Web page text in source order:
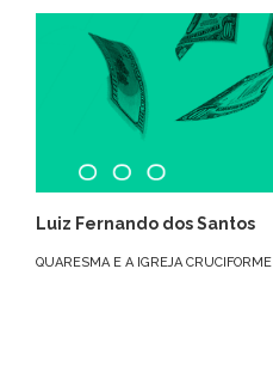
Luiz Fernando dos Santos
QUARESMA E A IGREJA CRUCIFORME